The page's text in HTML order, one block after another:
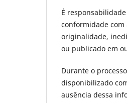
É
conformidade
originalidade,
ou publicado em
Durante o
disponibilizado
ausência dessa